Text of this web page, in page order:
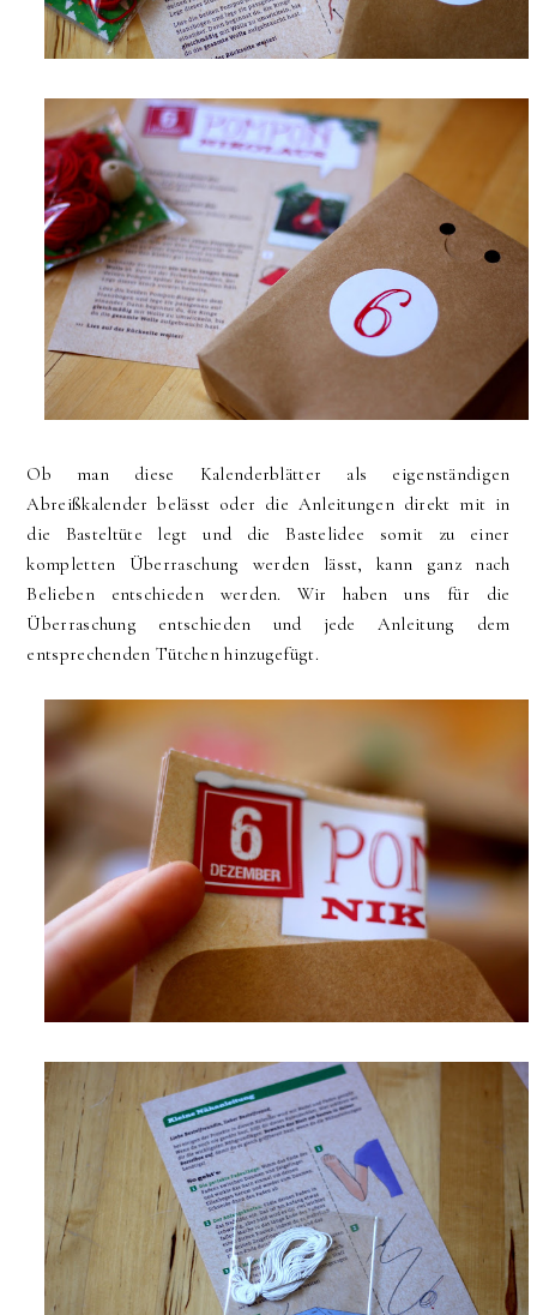
Ob man diese Kalenderblätter als eigenständigen
Abreißkalender belässt oder die Anleitungen direkt mit in
die Basteltüte legt und die Bastelidee somit zu einer
kompletten Überraschung werden lässt, kann ganz nach
Belieben entschieden werden. Wir haben uns für die
Überraschung entschieden und jede Anleitung dem
entsprechenden Tütchen hinzugefügt.